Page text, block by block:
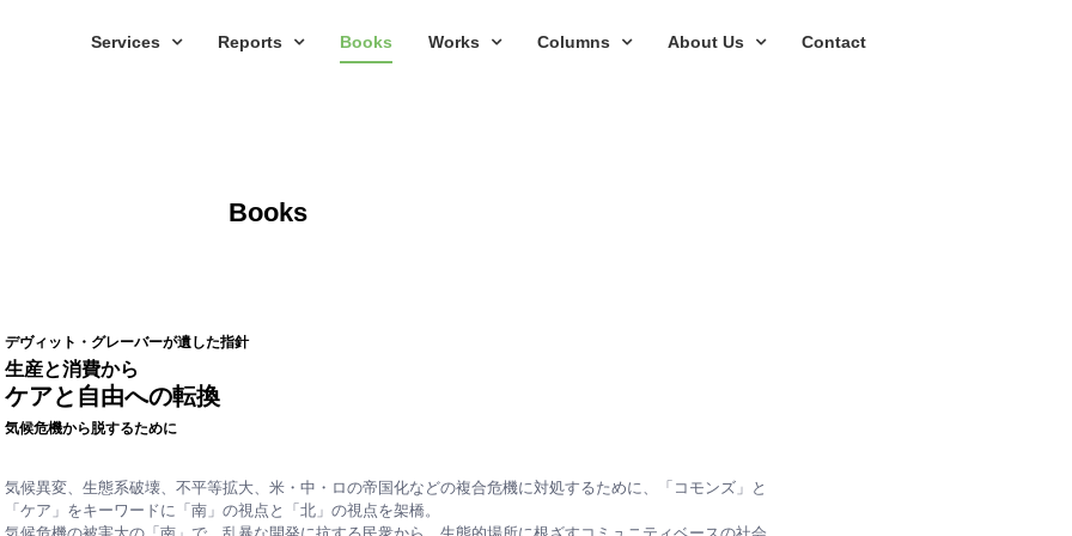
Services Reports Books Works Columns About Us Contact
Books
デヴィット・グレーバーが遺した指針
生産と消費から
ケアと自由への転換
気候危機から脱するために
気候異変、生態系破壊、不平等拡大、米・中・ロの帝国化などの複合危機に対処するために、「コモンズ」と
「ケア」をキーワードに「南」の視点と「北」の視点を架橋。